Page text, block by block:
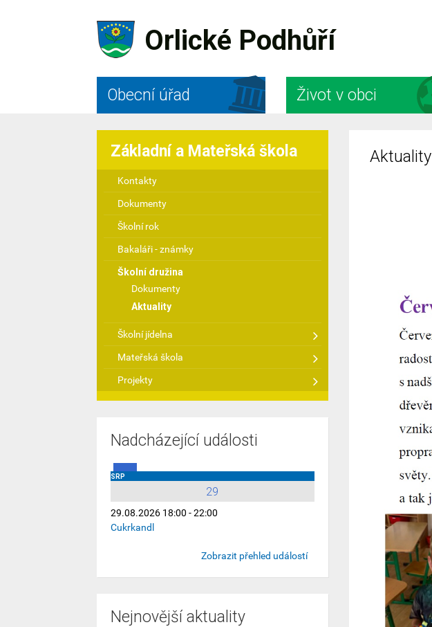
Orlické Podhůří
Obecní úřad Život v obci
Základní a Mateřská škola
Kontakty
Dokumenty
Školní rok
Bakaláři - známky
Školní družina
Dokumenty
Aktuality
Školní jídelna
Mateřská škola
Projekty
Nadcházející události
SRP
29
29.08.2026 18:00 - 22:00
Cukrkandl
Zobrazit přehled událostí
Nejnovější aktuality
Aktuality